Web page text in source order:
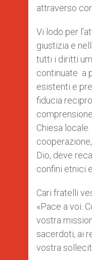
attraverso
Vi lodo per
giustizia e
tutti i diritti
continuate a
esistenti e
fiducia
Chiesa
Dio, deve
confini etnici
Cari fratelli
«Pace a voi.
vostra
sacerdoti, ai
vostra